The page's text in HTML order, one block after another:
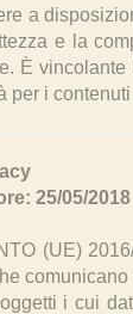
a
e la
È
per i
25/05/2018
(UE)
i cui